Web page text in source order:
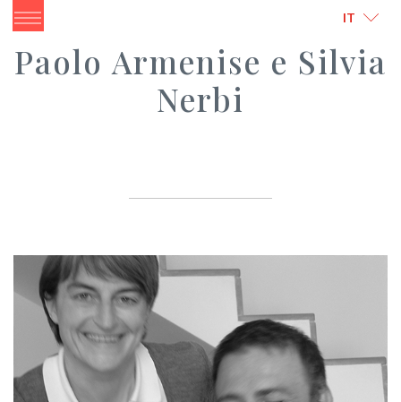
IT
Paolo Armenise e Silvia
Nerbi